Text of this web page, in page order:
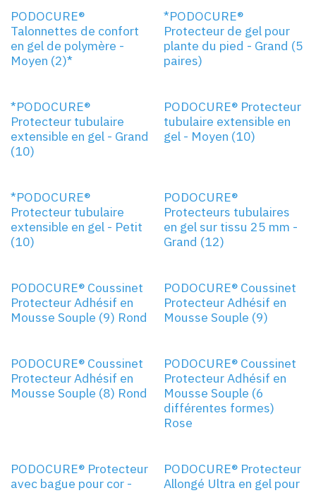
MOYEN
PODOCURE®
Talonnettes de confort
en gel de polymère -
Moyen (2)*
GRAND
*PODOCURE®
Protecteur de gel pour
plante du pied - Grand (5
paires)
GRAND
*PODOCURE®
Protecteur tubulaire
extensible en gel - Grand
(10)
MOYEN
PODOCURE® Protecteur
tubulaire extensible en
gel - Moyen (10)
PETIT
*PODOCURE®
Protecteur tubulaire
extensible en gel - Petit
(10)
GRAND
PODOCURE®
Protecteurs tubulaires
en gel sur tissu 25 mm -
Grand (12)
ROND
PODOCURE® Coussinet
Protecteur Adhésif en
Mousse Souple (9) Rond
PODOCURE® Coussinet
Protecteur Adhésif en
Mousse Souple (9)
ROND
PODOCURE® Coussinet
Protecteur Adhésif en
Mousse Souple (8) Rond
PODOCURE® Coussinet
Protecteur Adhésif en
Mousse Souple (6
différentes formes)
Rose
PODOCURE® Protecteur
avec bague pour cor -
PODOCURE® Protecteur
Allongé Ultra en gel pour